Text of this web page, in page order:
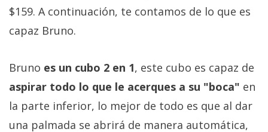
$159. A continuación, te contamos de lo que es
capaz Bruno.
Bruno es un cubo 2 en 1, este cubo es capaz de
aspirar todo lo que le acerques a su "boca" en
la parte inferior, lo mejor de todo es que al dar
una palmada se abrirá de manera automática,